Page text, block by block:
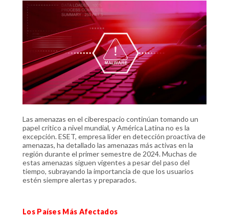
Las amenazas en el ciberespacio continúan tomando un
papel crítico a nivel mundial, y América Latina no es la
excepción. ESET, empresa líder en detección proactiva de
amenazas, ha detallado las amenazas más activas en la
región durante el primer semestre de 2024. Muchas de
estas amenazas siguen vigentes a pesar del paso del
tiempo, subrayando la importancia de que los usuarios
estén siempre alertas y preparados.
Los Países Más Afectados